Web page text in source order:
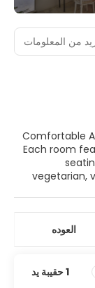
Comfortable Accommodations Kiraz Butik Hotel in Alacati
Each room features garden
seating
vegetarian,
من المعلومات
العوده
1 حقيبة يد